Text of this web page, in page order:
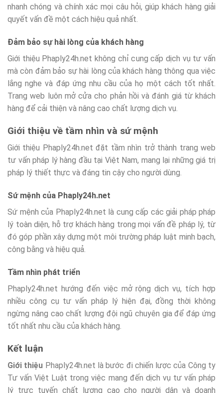
nhanh chóng và chính xác mọi câu hỏi, giúp khách hàng giải
quyết vấn đề một cách hiệu quả nhất.
Đảm bảo sự hài lòng của khách hàng
Giới thiệu Phaply24h.net không chỉ cung cấp dịch vụ tư vấn
mà còn đảm bảo sự hài lòng của khách hàng thông qua việc
lắng nghe và đáp ứng nhu cầu của họ một cách tốt nhất.
Trang web luôn mở cửa cho phản hồi và đánh giá từ khách
hàng để cải thiện và nâng cao chất lượng dịch vụ.
Giới thiệu về tầm nhìn và sứ mệnh
Giới thiệu Phaply24h.net đặt tầm nhìn trở thành trang web
tư vấn pháp lý hàng đầu tại Việt Nam, mang lại những giá trị
pháp lý thiết thực và đáng tin cậy cho người dùng.
Sứ mệnh của Phaply24h.net
Sứ mệnh của Phaply24h.net là cung cấp các giải pháp pháp
lý toàn diện, hỗ trợ khách hàng trong mọi vấn đề pháp lý, từ
đó góp phần xây dựng một môi trường pháp luật minh bạch,
công bằng và hiệu quả.
Tầm nhìn phát triển
Phaply24h.net hướng đến việc mở rộng dịch vụ, tích hợp
nhiều công cụ tư vấn pháp lý hiện đại, đồng thời không
ngừng nâng cao chất lượng đội ngũ chuyên gia để đáp ứng
tốt nhất nhu cầu của khách hàng.
Kết luận
Giới thiệu Phaply24h.net là bước đi chiến lược của Công ty
Tư vấn Việt Luật trong việc mang đến dịch vụ tư vấn pháp
lý trực tuyến chất lượng cao cho người dân và doanh